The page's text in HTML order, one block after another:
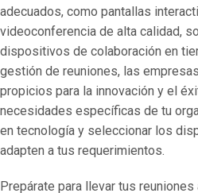
adecuados, como pantallas
videoconferencia de alta calidad,
dispositivos de colaboración en
gestión de reuniones, las
propicios para la innovación y el
necesidades específicas de tu
en tecnología y seleccionar los
adapten a tus requerimientos.
Prepárate para llevar tus